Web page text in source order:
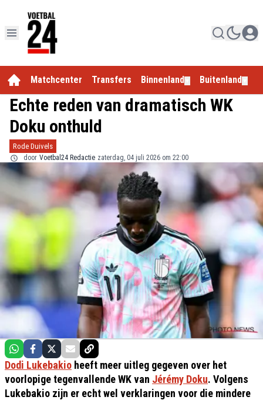
Matchcenter Transfers Binnenland Buitenland
Echte reden van dramatisch WK
Doku onthuld
Rode Duivels
door Voetbal24 Redactie zaterdag, 04 juli 2026 om 22:00
Dodi Lukebakio heeft meer uitleg gegeven over het
voorlopige tegenvallende WK van Jérémy Doku. Volgens
Lukebakio zijn er echt wel verklaringen voor die mindere